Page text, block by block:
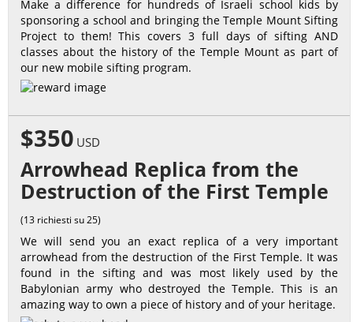
Make a difference for hundreds of Israeli school kids by
sponsoring a school and bringing the Temple Mount Sifting
Project to them! This covers 3 full days of sifting AND
classes about the history of the Temple Mount as part of
our new mobile sifting program.
$350 USD
Arrowhead Replica from the
Destruction of the First Temple
(13 richiesti su 25)
We will send you an exact replica of a very important
arrowhead from the destruction of the First Temple. It was
found in the sifting and was most likely used by the
Babylonian army who destroyed the Temple. This is an
amazing way to own a piece of history and of your heritage.